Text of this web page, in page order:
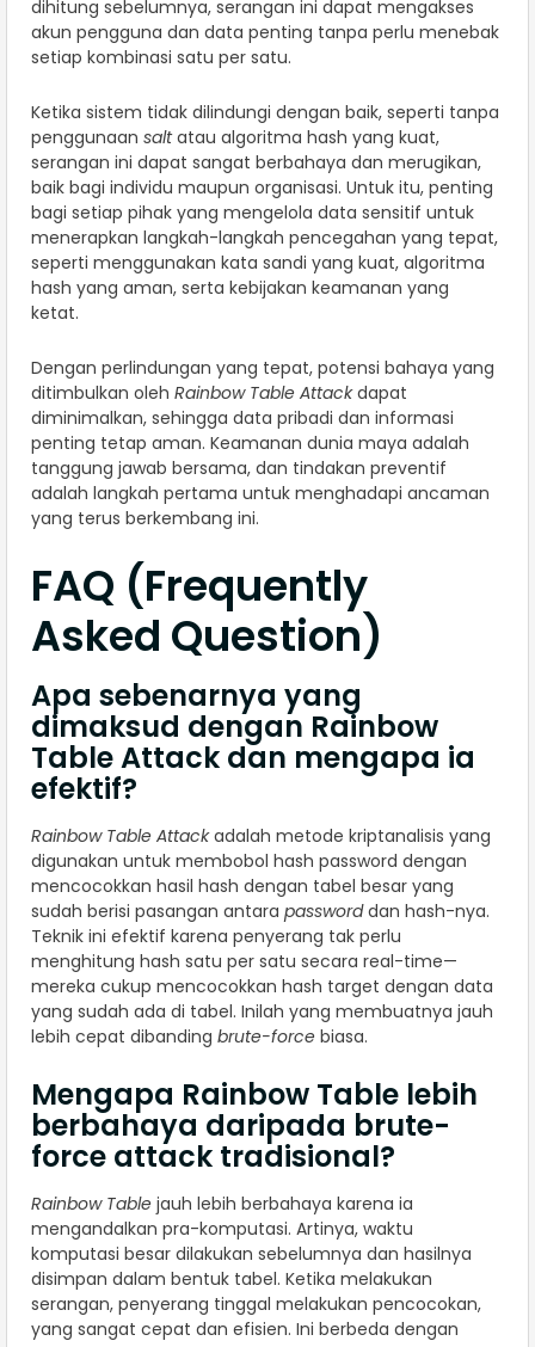
dihitung sebelumnya, serangan ini dapat mengakses
akun pengguna dan data penting tanpa perlu menebak
setiap kombinasi satu per satu.
Ketika sistem tidak dilindungi dengan baik, seperti tanpa
penggunaan saltatau algoritma hash yang kuat,
serangan ini dapat sangat berbahaya dan merugikan,
baik bagi individu maupun organisasi. Untuk itu, penting
bagi setiap pihak yang mengelola data sensitif untuk
menerapkan langkah-langkah pencegahan yang tepat,
seperti menggunakan kata sandi yang kuat, algoritma
hash yang aman, serta kebijakan keamanan yang
ketat.
Dengan perlindungan yang tepat, potensi bahaya yang
ditimbulkan oleh Rainbow Table Attackdapat
diminimalkan, sehingga data pribadi dan informasi
penting tetap aman. Keamanan dunia maya adalah
tanggung jawab bersama, dan tindakan preventif
adalah langkah pertama untuk menghadapi ancaman
yang terus berkembang ini.
FAQ (Frequently
Asked Question)
Apa sebenarnya yang
dimaksud dengan Rainbow
Table Attack dan mengapa ia
efektif?
Rainbow Table Attackadalah metode kriptanalisis yang
digunakan untuk membobol hash password dengan
mencocokkan hasil hash dengan tabel besar yang
sudah berisi pasangan antara passworddan hash-nya.
Teknik ini efektif karena penyerang tak perlu
menghitung hash satu per satu secara real-time—
mereka cukup mencocokkan hash target dengan data
yang sudah ada di tabel. Inilah yang membuatnya jauh
lebih cepat dibanding brute-force biasa.
Mengapa Rainbow Table lebih
berbahaya daripada brute-
force attack tradisional?
Rainbow Table jauh lebih berbahaya karena ia
mengandalkan pra-komputasi. Artinya, waktu
komputasi besar dilakukan sebelumnya dan hasilnya
disimpan dalam bentuk tabel. Ketika melakukan
serangan, penyerang tinggal melakukan pencocokan,
yang sangat cepat dan efisien. Ini berbeda dengan